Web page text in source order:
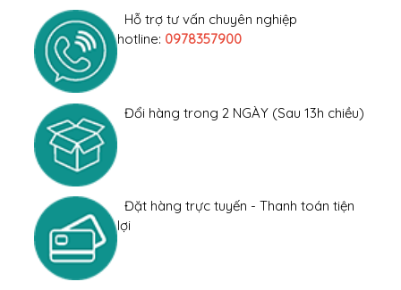
CHI TIẾT SẢN PHẨM